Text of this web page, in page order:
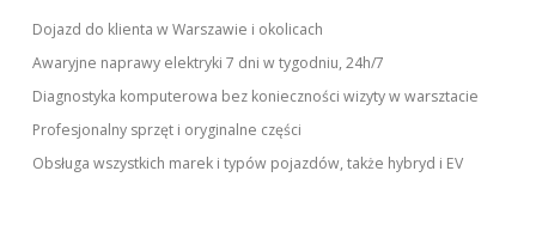
Dojazd do klienta w Warszawie i okolicach
Awaryjne naprawy elektryki 7 dni w tygodniu, 24h/7
Diagnostyka komputerowa bez konieczności wizyty w warsztacie
Profesjonalny sprzęt i oryginalne części
Obsługa wszystkich marek i typów pojazdów, także hybryd i EV